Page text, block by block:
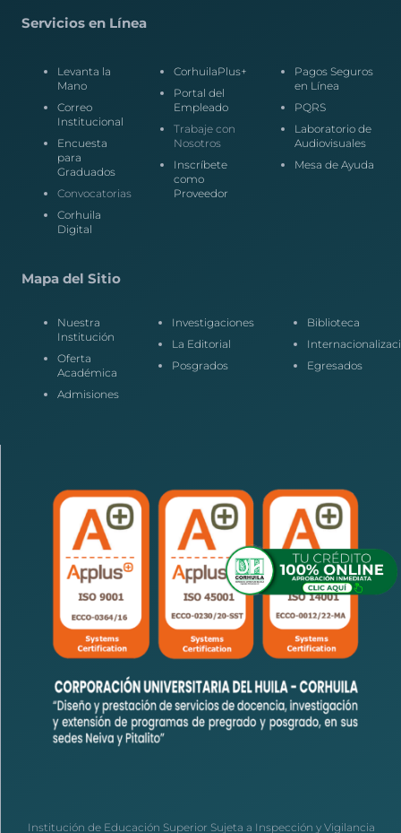
Servicios en Línea
Levanta la
Mano
Correo
Institucional
Encuesta
para
Graduados
Convocatorias
Corhuila
Digital
CorhuilaPlus+
Portal del
Empleado
Trabaje con
Nosotros
Inscríbete
como
Proveedor
Pagos Seguros
en Línea
PQRS
Laboratorio de
Audiovisuales
Mesa de Ayuda
Mapa del Sitio
Nuestra
Institución
Oferta
Académica
Admisiones
Investigaciones
La Editorial
Posgrados
Biblioteca
Egresados
Institución de Educación Superior Sujeta a Inspección y Vigilancia